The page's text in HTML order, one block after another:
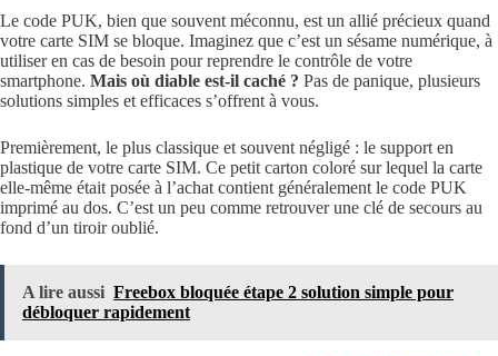
Le code PUK, bien que souvent méconnu, est un allié précieux quand
votre carte SIM se bloque. Imaginez que c’est un sésame numérique, à
utiliser en cas de besoin pour reprendre le contrôle de votre
smartphone. Mais où diable est-il caché ? Pas de panique, plusieurs
solutions simples et efficaces s’offrent à vous.
Premièrement, le plus classique et souvent négligé : le support en
plastique de votre carte SIM. Ce petit carton coloré sur lequel la carte
elle-même était posée à l’achat contient généralement le code PUK
imprimé au dos. C’est un peu comme retrouver une clé de secours au
fond d’un tiroir oublié.
A lire aussi Freebox bloquée étape 2 solution simple pour
débloquer rapidement